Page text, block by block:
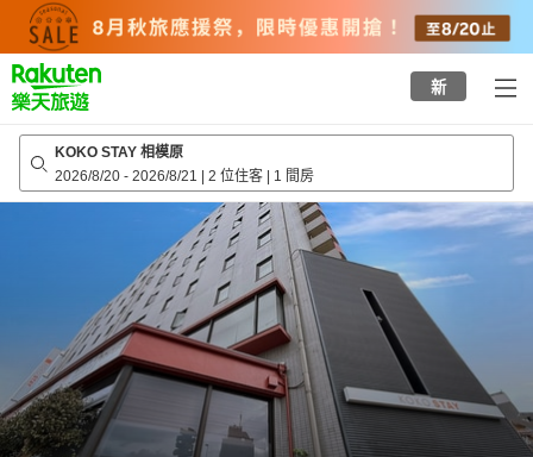
top
page
新
KOKO STAY 相模原
2026/8/20 - 2026/8/21 | 2 位住客 | 1 間房